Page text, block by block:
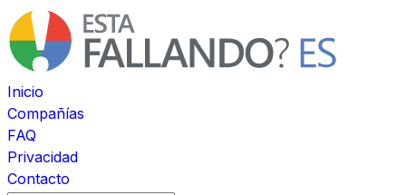
Inicio
Compañías
FAQ
Privacidad
Contacto